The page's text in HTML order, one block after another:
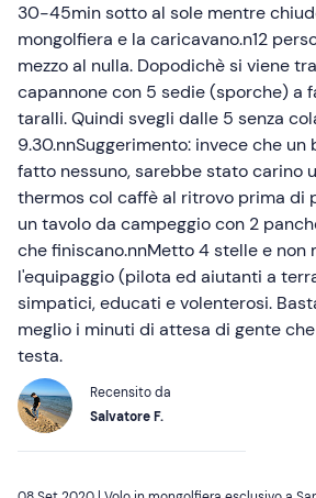
30-45min sotto al sole mentre
mongolfiera e la caricavano.n12
mezzo al nulla. Dopodichè si viene
capannone con 5 sedie (sporche) a
taralli. Quindi svegli dalle 5 senza
9.30.nnSuggerimento: invece che un
fatto nessuno, sarebbe stato carino
thermos col caffè al ritrovo prima di
un tavolo da campeggio con 2
che finiscano.nnMetto 4 stelle e non
l'equipaggio (pilota ed aiutanti a
simpatici, educati e volenterosi.
meglio i minuti di attesa di gente
testa.
Recensito da
Salvatore F.